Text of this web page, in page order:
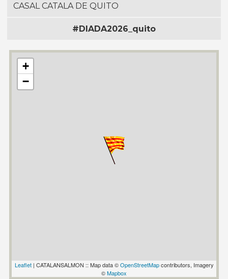
CASAL CATALA DE QUITO
#DIADA2026_quito
+
−
Leaflet| CATALANSALMON :: Map data ©OpenStreetMapcontributors, Imagery
©Mapbox